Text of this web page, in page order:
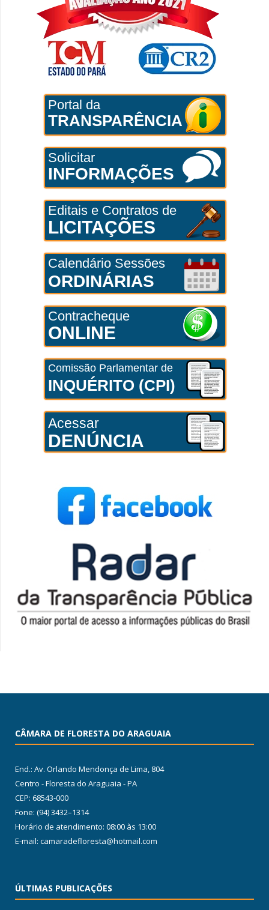
Portal da
TRANSPARÊNCIA
Solicitar
INFORMAÇÕES
Editais e Contratos de
LICITAÇÕES
Calendário Sessões
ORDINÁRIAS
Contracheque
ONLINE
Comissão Parlamentar de
INQUÉRITO (CPI)
Acessar
DENÚNCIA
CÂMARA DE FLORESTA DO ARAGUAIA
End.: Av. Orlando Mendonça de Lima, 804
Centro - Floresta do Araguaia - PA
CEP: 68543-000
Fone: (94) 3432–1314
Horário de atendimento: 08:00 às 13:00
E-mail: camaradefloresta@hotmail.com
ÚLTIMAS PUBLICAÇÕES